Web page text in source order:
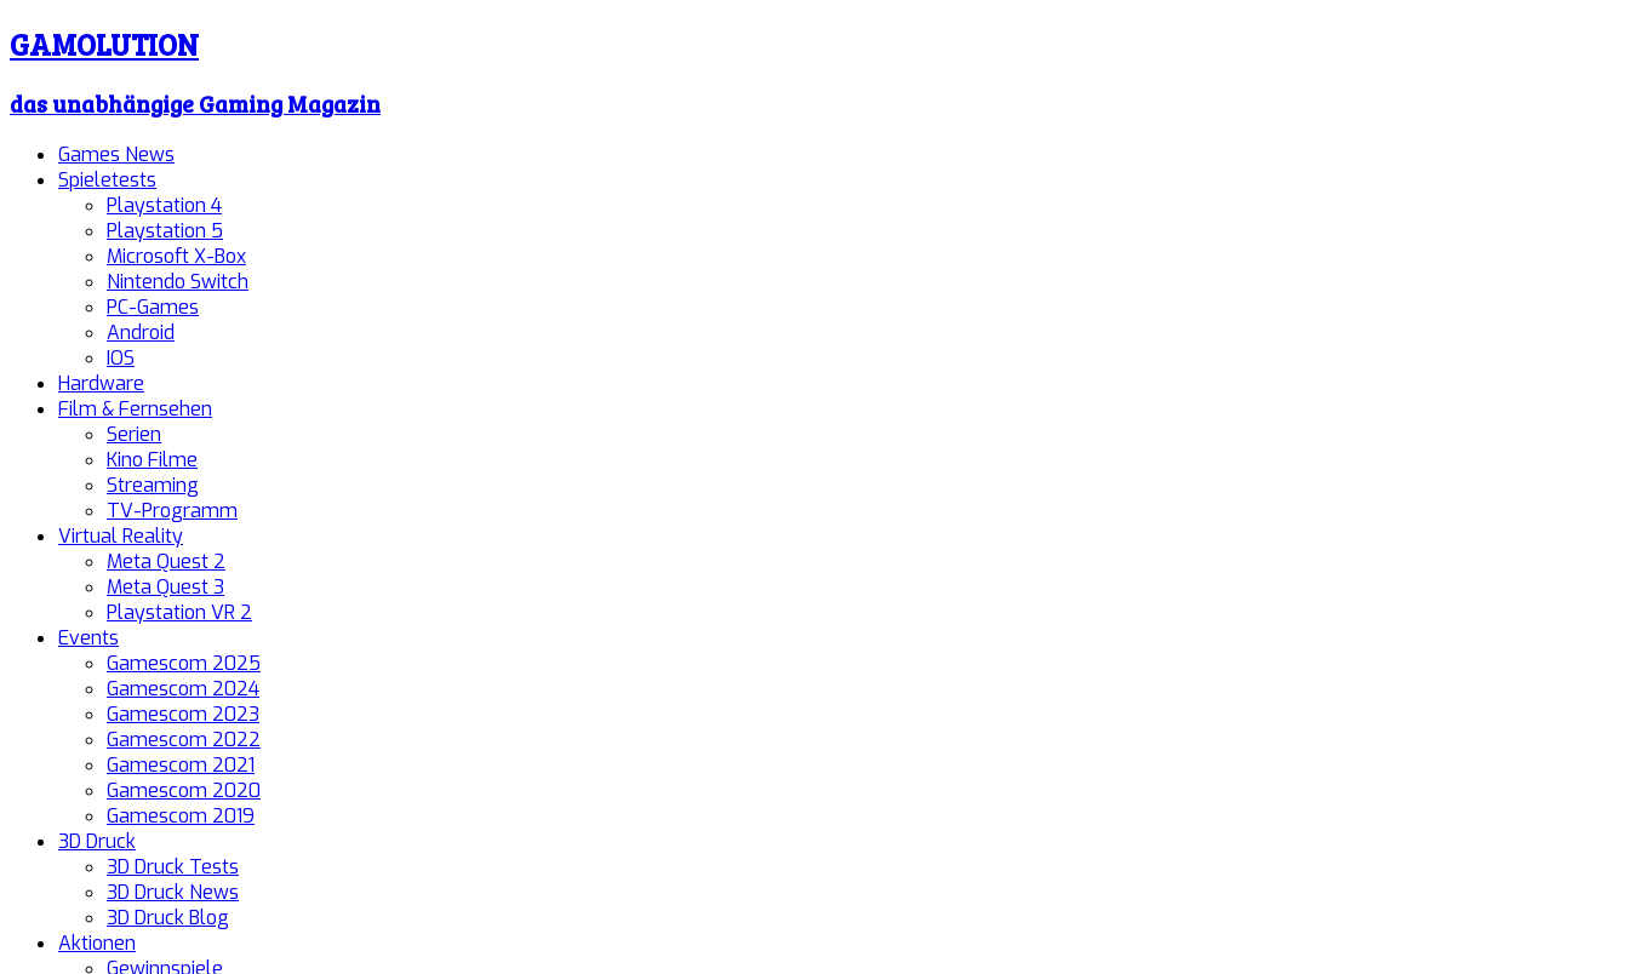
GAMOLUTION
das unabhängige Gaming Magazin
Games News
Spieletests
Playstation 4
Playstation 5
Microsoft X-Box
Nintendo Switch
PC-Games
Android
IOS
Hardware
Film & Fernsehen
Serien
Kino Filme
Streaming
TV-Programm
Virtual Reality
Meta Quest 2
Meta Quest 3
Playstation VR 2
Events
Gamescom 2025
Gamescom 2024
Gamescom 2023
Gamescom 2022
Gamescom 2021
Gamescom 2020
Gamescom 2019
3D Druck
3D Druck Tests
3D Druck News
3D Druck Blog
Aktionen
Gewinnspiele